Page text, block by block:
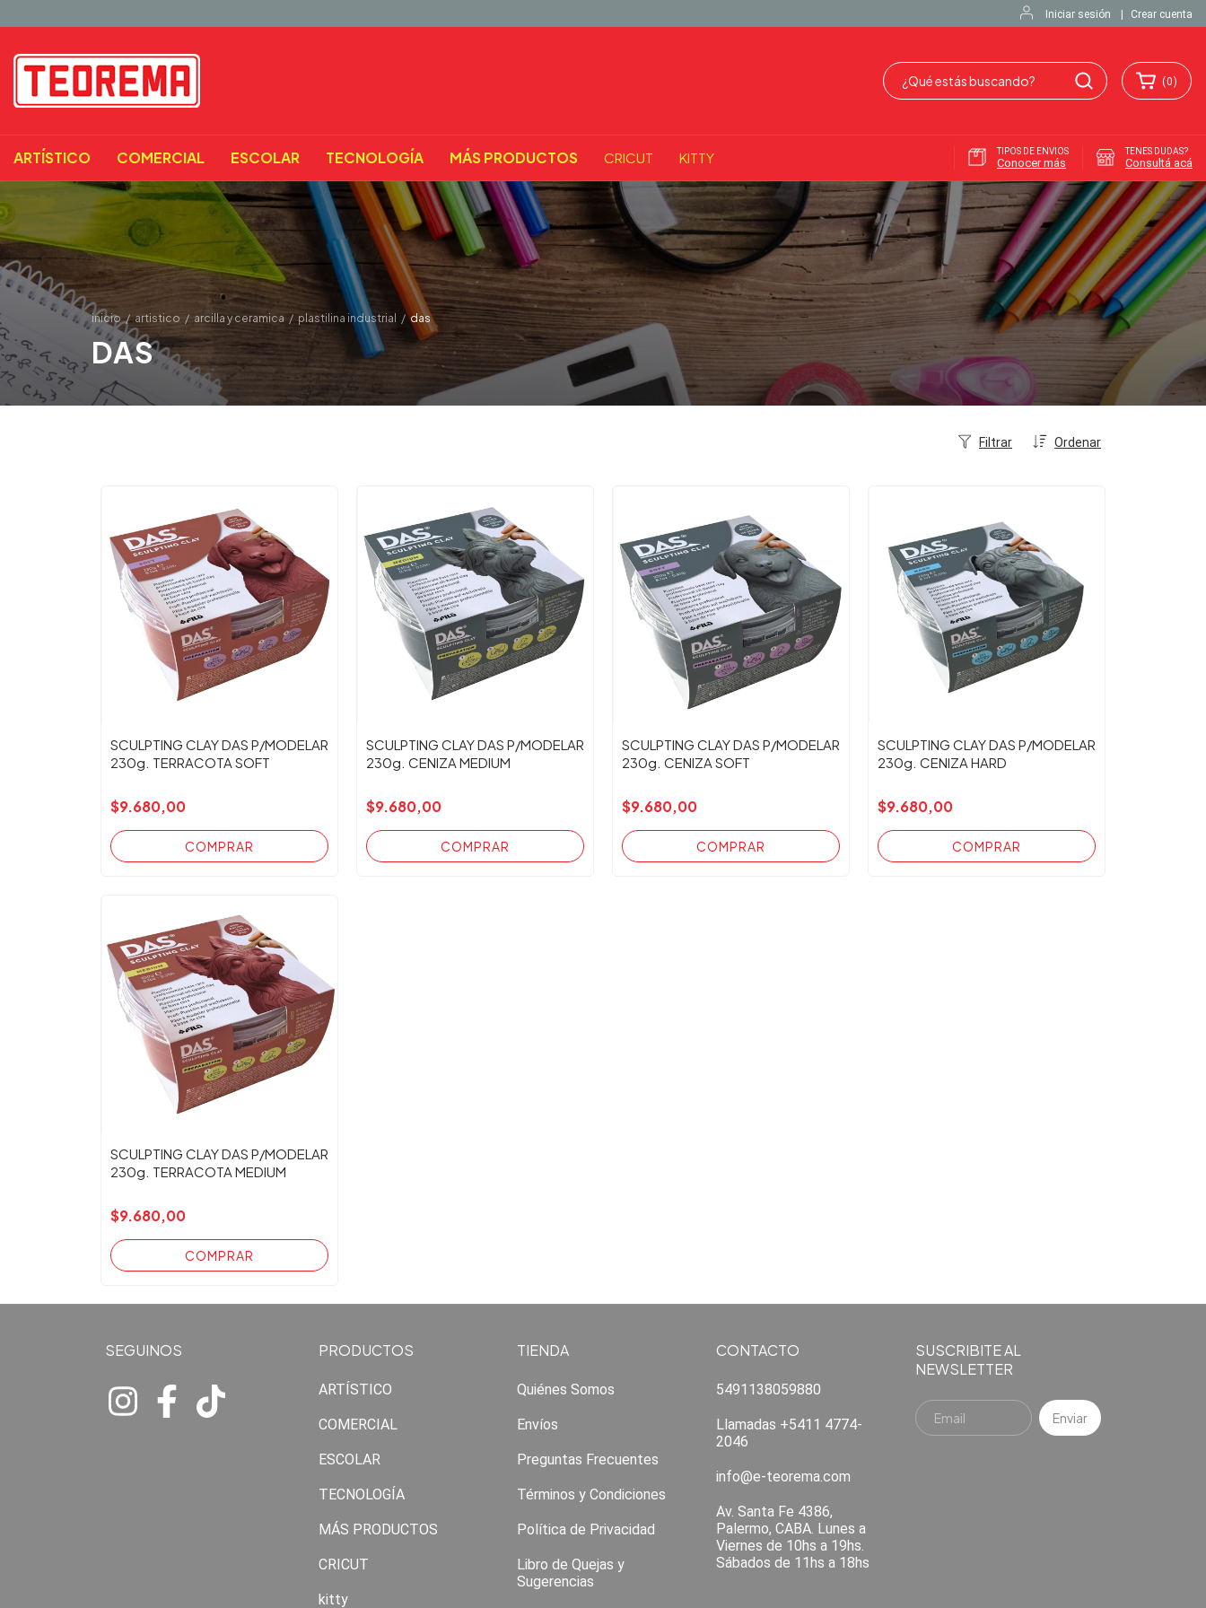
Iniciar sesión Crear cuenta
(0)
ARTÍSTICO COMERCIAL ESCOLAR TECNOLOGÍA MÁS PRODUCTOS CRICUT KITTY TIPOS DE ENVIOS
Conocer más
TENES DUDAS?
Consultá acá
inicio / artistico / arcilla y ceramica / plastilina industrial / das
DAS
Ordenar
Filtrar
SCULPTING CLAY DAS P/MODELAR
230g. TERRACOTA SOFT
$9.680,00
SCULPTING CLAY DAS P/MODELAR
230g. CENIZA MEDIUM
$9.680,00
SCULPTING CLAY DAS P/MODELAR
230g. CENIZA SOFT
$9.680,00
SCULPTING CLAY DAS P/MODELAR
230g. CENIZA HARD
$9.680,00
SCULPTING CLAY DAS P/MODELAR
230g. TERRACOTA MEDIUM
$9.680,00
SEGUINOS PRODUCTOS
ARTÍSTICO
COMERCIAL
ESCOLAR
TECNOLOGÍA
MÁS PRODUCTOS
CRICUT
kitty
TIENDA
Quiénes Somos
Envíos
Preguntas Frecuentes
Términos y Condiciones
Política de Privacidad
Libro de Quejas y
Sugerencias
CONTACTO
5491138059880
Llamadas +5411 4774-
2046
info@e-teorema.com
Av. Santa Fe 4386,
Palermo, CABA. Lunes a
Viernes de 10hs a 19hs.
Sábados de 11hs a 18hs
SUSCRIBITE AL
NEWSLETTER